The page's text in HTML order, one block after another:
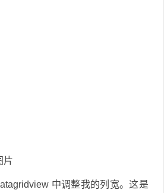
片
中调整我的列宽。这是